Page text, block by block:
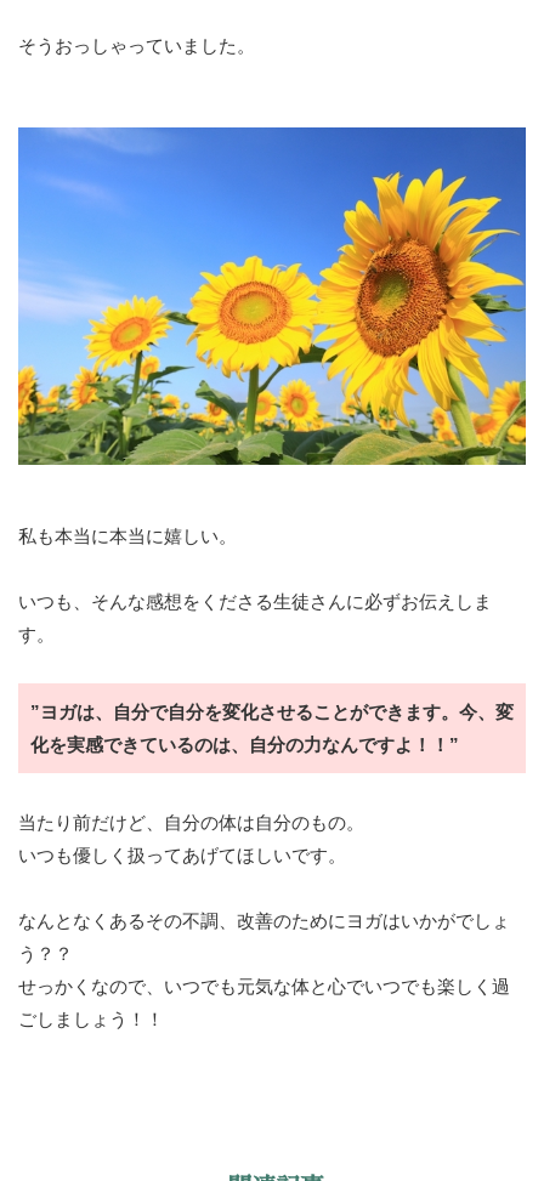
そうおっしゃっていました。
私も本当に本当に嬉しい。
いつも、そんな感想をくださる生徒さんに必ずお伝えしま
す。
”ヨガは、自分で自分を変化させることができます。今、変
化を実感できているのは、自分の力なんですよ！！”
当たり前だけど、自分の体は自分のもの。
いつも優しく扱ってあげてほしいです。
なんとなくあるその不調、改善のためにヨガはいかがでしょ
う？？
せっかくなので、いつでも元気な体と心でいつでも楽しく過
ごしましょう！！